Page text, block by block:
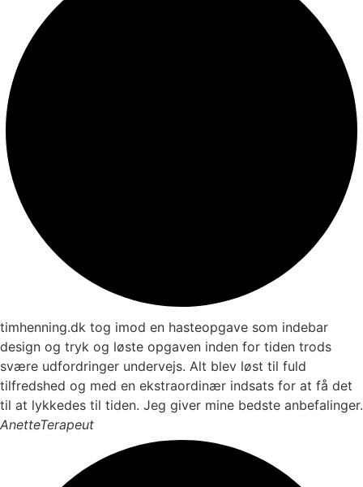
timhenning.dk tog imod en hasteopgave som indebar
design og tryk og løste opgaven inden for tiden trods
svære udfordringer undervejs. Alt blev løst til fuld
tilfredshed og med en ekstraordinær indsats for at få det
til at lykkedes til tiden. Jeg giver mine bedste anbefalinger.
AnetteTerapeut